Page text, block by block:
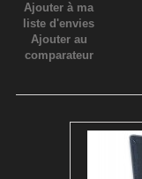
Ajouter à ma
liste d'envies
Ajouter au
comparateur